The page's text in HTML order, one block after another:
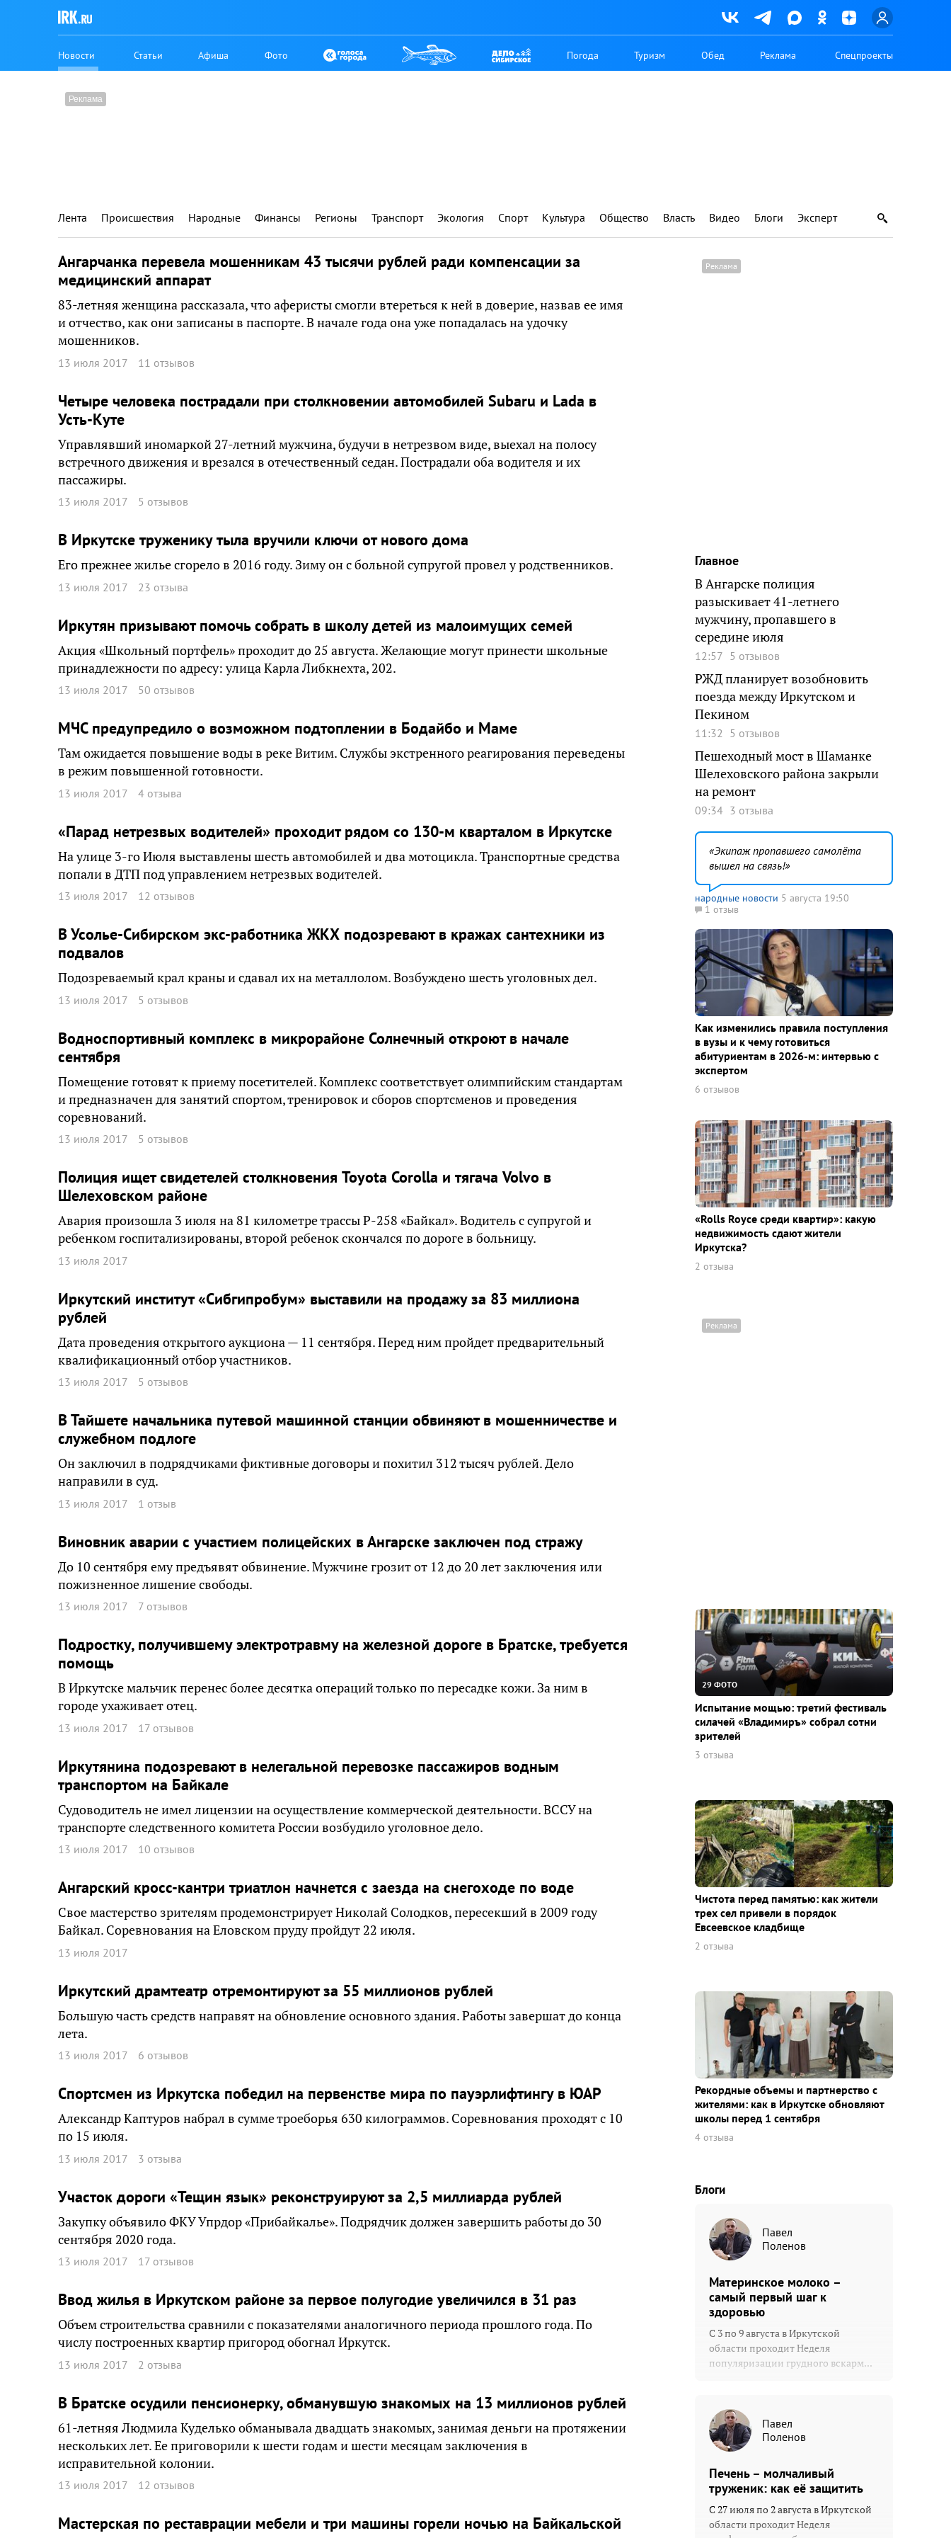
Новости Статьи Афиша Фото Погода Туризм Обед Реклама Спецпроекты
Лента Происшествия Народные Финансы Регионы Транспорт Экология Спорт Культура Общество Власть Видео Блоги Эксперт
Ангарчанка перевела мошенникам 43 тысячи рублей ради компенсации за
медицинский аппарат
83-летняя женщина рассказала, что аферисты смогли втереться к ней в доверие, назвав ее имя
и отчество, как они записаны в паспорте. В начале года она уже попадалась на удочку
мошенников.
13 июля 2017 11 отзывов
Четыре человека пострадали при столкновении автомобилей Subaru и Lada в
Усть-Куте
Управлявший иномаркой 27-летний мужчина, будучи в нетрезвом виде, выехал на полосу
встречного движения и врезался в отечественный седан. Пострадали оба водителя и их
пассажиры.
13 июля 2017 5 отзывов
В Иркутске труженику тыла вручили ключи от нового дома
Его прежнее жилье сгорело в 2016 году. Зиму он с больной супругой провел у родственников.
13 июля 2017 23 отзыва
Иркутян призывают помочь собрать в школу детей из малоимущих семей
Акция «Школьный портфель» проходит до 25 августа. Желающие могут принести школьные
принадлежности по адресу: улица Карла Либкнехта, 202.
13 июля 2017 50 отзывов
МЧС предупредило о возможном подтоплении в Бодайбо и Маме
Там ожидается повышение воды в реке Витим. Службы экстренного реагирования переведены
в режим повышенной готовности.
13 июля 2017 4 отзыва
«Парад нетрезвых водителей» проходит рядом со 130-м кварталом в Иркутске
На улице 3-го Июля выставлены шесть автомобилей и два мотоцикла. Транспортные средства
попали в ДТП под управлением нетрезвых водителей.
13 июля 2017 12 отзывов
В Усолье-Сибирском экс-работника ЖКХ подозревают в кражах сантехники из
подвалов
Подозреваемый крал краны и сдавал их на металлолом. Возбуждено шесть уголовных дел.
13 июля 2017 5 отзывов
Водноспортивный комплекс в микрорайоне Солнечный откроют в начале
сентября
Помещение готовят к приему посетителей. Комплекс соответствует олимпийским стандартам
и предназначен для занятий спортом, тренировок и сборов спортсменов и проведения
соревнований.
13 июля 2017 5 отзывов
Полиция ищет свидетелей столкновения Toyota Corolla и тягача Volvo в
Шелеховском районе
Авария произошла 3 июля на 81 километре трассы Р-258 «Байкал». Водитель с супругой и
ребенком госпитализированы, второй ребенок скончался по дороге в больницу.
13 июля 2017
Иркутский институт «Сибгипробум» выставили на продажу за 83 миллиона
рублей
Дата проведения открытого аукциона — 11 сентября. Перед ним пройдет предварительный
квалификационный отбор участников.
13 июля 2017 5 отзывов
В Тайшете начальника путевой машинной станции обвиняют в мошенничестве и
служебном подлоге
Он заключил в подрядчиками фиктивные договоры и похитил 312 тысяч рублей. Дело
направили в суд.
13 июля 2017 1 отзыв
Виновник аварии с участием полицейских в Ангарске заключен под стражу
До 10 сентября ему предъявят обвинение. Мужчине грозит от 12 до 20 лет заключения или
пожизненное лишение свободы.
13 июля 2017 7 отзывов
Подростку, получившему электротравму на железной дороге в Братске, требуется
помощь
В Иркутске мальчик перенес более десятка операций только по пересадке кожи. За ним в
городе ухаживает отец.
13 июля 2017 17 отзывов
Иркутянина подозревают в нелегальной перевозке пассажиров водным
транспортом на Байкале
Судоводитель не имел лицензии на осуществление коммерческой деятельности. ВССУ на
транспорте следственного комитета России возбудило уголовное дело.
13 июля 2017 10 отзывов
Ангарский кросс-кантри триатлон начнется с заезда на снегоходе по воде
Свое мастерство зрителям продемонстрирует Николай Солодков, пересекший в 2009 году
Байкал. Соревнования на Еловском пруду пройдут 22 июля.
13 июля 2017
Иркутский драмтеатр отремонтируют за 55 миллионов рублей
Большую часть средств направят на обновление основного здания. Работы завершат до конца
лета.
13 июля 2017 6 отзывов
Спортсмен из Иркутска победил на первенстве мира по пауэрлифтингу в ЮАР
Александр Каптуров набрал в сумме троеборья 630 килограммов. Соревнования проходят с 10
по 15 июля.
13 июля 2017 3 отзыва
Участок дороги «Тещин язык» реконструируют за 2,5 миллиарда рублей
Закупку объявило ФКУ Упрдор «Прибайкалье». Подрядчик должен завершить работы до 30
сентября 2020 года.
13 июля 2017 17 отзывов
Ввод жилья в Иркутском районе за первое полугодие увеличился в 31 раз
Объем строительства сравнили с показателями аналогичного периода прошлого года. По
числу построенных квартир пригород обогнал Иркутск.
13 июля 2017 2 отзыва
В Братске осудили пенсионерку, обманувшую знакомых на 13 миллионов рублей
61-летняя Людмила Куделько обманывала двадцать знакомых, занимая деньги на протяжении
нескольких лет. Ее приговорили к шести годам и шести месяцам заключения в
исправительной колонии.
13 июля 2017 12 отзывов
Мастерская по реставрации мебели и три машины горели ночью на Байкальской
Главное
В Ангарске полиция
разыскивает 41-летнего
мужчину, пропавшего в
середине июля
12:57 5 отзывов
РЖД планирует возобновить
поезда между Иркутском и
Пекином
11:32 5 отзывов
Пешеходный мост в Шаманке
Шелеховского района закрыли
на ремонт
09:34 3 отзыва
Экипаж пропавшего самолёта
вышел на связь!
народные новости 5 августа 19:50
1 отзыв
Как изменились правила поступления
в вузы и к чему готовиться
абитуриентам в 2026-м: интервью с
экспертом
6 отзывов
«Rolls Royce среди квaртир»: какую
недвижимость сдают жители
Иркутска?
2 отзыва
29 ФОТО
Испытание мощью: третий фестиваль
силачей «Владимиръ» собрал сотни
зрителей
3 отзыва
Чистота перед памятью: как жители
трех сел привели в порядок
Евсеевское кладбище
2 отзыва
Рекордные объемы и партнерство с
жителями: как в Иркутске обновляют
школы перед 1 сентября
4 отзыва
Блоги
Павел
Поленов
Материнское молоко –
самый первый шаг к
здоровью
С 3 по 9 августа в Иркутской
области проходит Неделя
популяризации грудного вскарм...
Павел
Поленов
Печень – молчаливый
труженик: как её защитить
С 27 июля по 2 августа в Иркутской
области проходит Неделя